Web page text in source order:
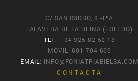
C/ SAN ISIDRO, 8 -1ºA
TALAVERA DE LA REINA (TOLEDO)
TLF.: +34 925 82 52 18
MÓVIL: 601 704 669
EMAIL : INFO@FONIATRIABIELSA.COM
CONTACTA